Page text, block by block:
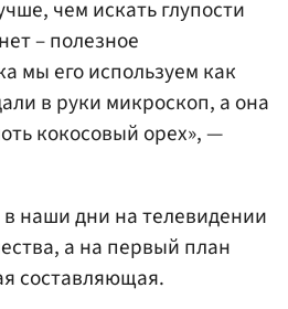
чем искать глупости
– полезное
мы его используем как
в руки микроскоп, а она
кокосовый орех», —
наши дни на телевидении
а на первый план
составляющая.